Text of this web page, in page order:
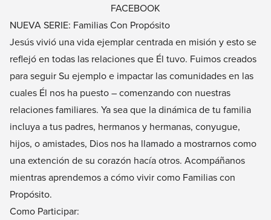
FACEBOOK
NUEVA SERIE: Familias Con Propósito
Jesús vivió una vida ejemplar centrada en misión y esto se
reflejó en todas las relaciones que Él tuvo. Fuimos creados
para seguir Su ejemplo e impactar las comunidades en las
cuales Él nos ha puesto – comenzando con nuestras
relaciones familiares. Ya sea que la dinámica de tu familia
incluya a tus padres, hermanos y hermanas, conyugue,
hijos, o amistades, Dios nos ha llamado a mostrarnos como
una extención de su corazón hacía otros. Acompáñanos
mientras aprendemos a cómo vivir como Familias con
Propósito.
Como Participar: